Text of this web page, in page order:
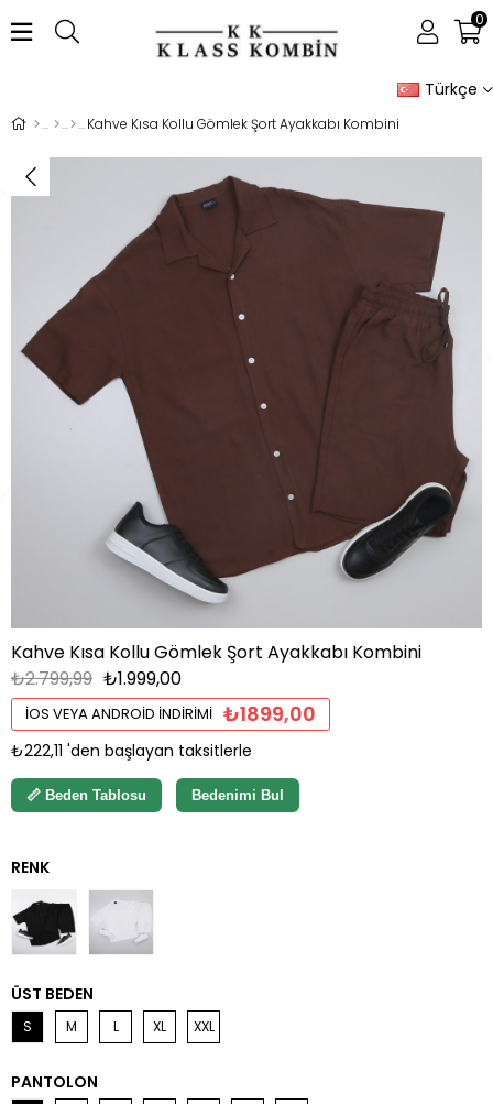
Türkçe
0
Kahve Kısa Kollu Gömlek Şort Ayakkabı Kombini
Kahve Kısa Kollu Gömlek Şort Ayakkabı Kombini
₺2.799,99 ₺1.999,00
İOS VEYA ANDROID İNDIRIMI ₺1899,00
₺222,11 'den başlayan taksitlerle
📏 Beden Tablosu Bedenimi Bul
ÜST BEDEN
S M L XL XXL
PANTOLON